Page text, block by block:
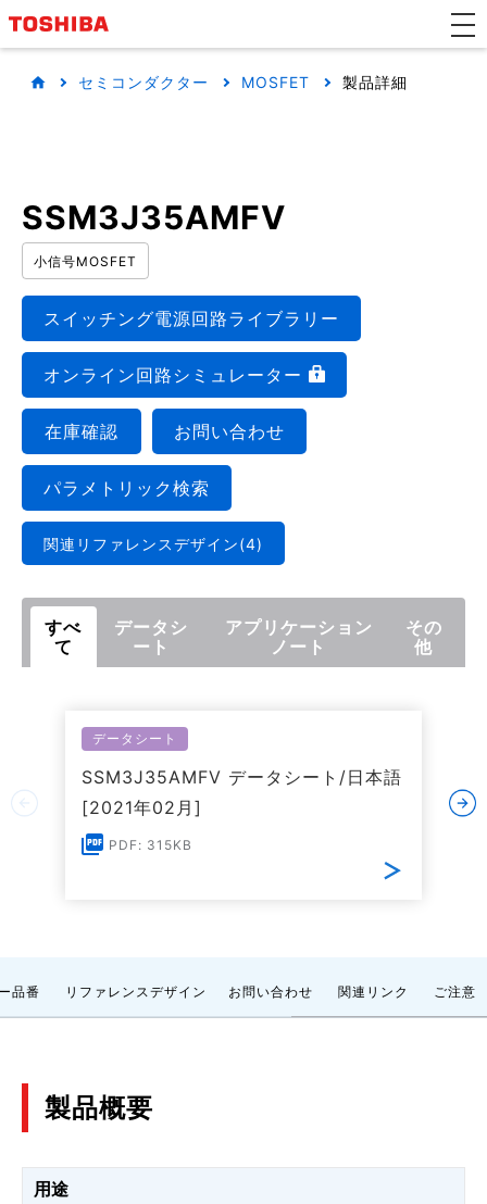
セミコンダクター MOSFET 製品詳細
SSM3J35AMFV
小信号MOSFET
スイッチング電源回路ライブラリー
オンライン回路シミュレーター
在庫確認 お問い合わせ
パラメトリック検索
関連リファレンスデザイン(4)
すべ
て
データシ
ート
アプリケーション
ノート
その
他
データシート
SSM3J35AMFV データシート/日本語
[2021年02月]
PDF: 315KB
品番 リファレンスデザイン お問い合わせ 関連リンク ご注意
製品概要
用途